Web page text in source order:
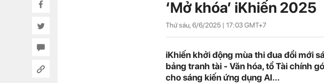
‘Mở khóa’ iKhiến 2025
Thứ sáu, 6/6/2025 | 17:03GMT+7
iKhiến khởi động mùa thi đua đổi mới
bảng tranh tài - Văn hóa, tổ Tài chính
cho sáng kiến ứng dụng AI...